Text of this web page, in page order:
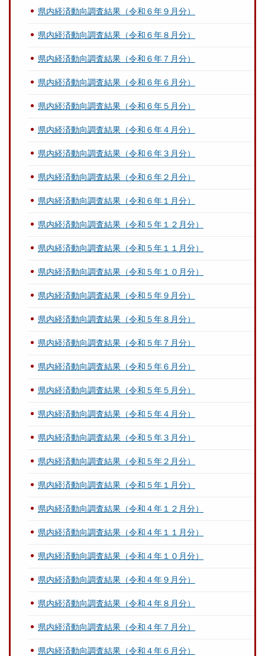
県内経済動向調査結果（令和６年９月分）
県内経済動向調査結果（令和６年８月分）
県内経済動向調査結果（令和６年７月分）
県内経済動向調査結果（令和６年６月分）
県内経済動向調査結果（令和６年５月分）
県内経済動向調査結果（令和６年４月分）
県内経済動向調査結果（令和６年３月分）
県内経済動向調査結果（令和６年２月分）
県内経済動向調査結果（令和６年１月分）
県内経済動向調査結果（令和５年１２月分）
県内経済動向調査結果（令和５年１１月分）
県内経済動向調査結果（令和５年１０月分）
県内経済動向調査結果（令和５年９月分）
県内経済動向調査結果（令和５年８月分）
県内経済動向調査結果（令和５年７月分）
県内経済動向調査結果（令和５年６月分）
県内経済動向調査結果（令和５年５月分）
県内経済動向調査結果（令和５年４月分）
県内経済動向調査結果（令和５年３月分）
県内経済動向調査結果（令和５年２月分）
県内経済動向調査結果（令和５年１月分）
県内経済動向調査結果（令和４年１２月分）
県内経済動向調査結果（令和４年１１月分）
県内経済動向調査結果（令和４年１０月分）
県内経済動向調査結果（令和４年９月分）
県内経済動向調査結果（令和４年８月分）
県内経済動向調査結果（令和４年７月分）
県内経済動向調査結果（令和４年６月分）